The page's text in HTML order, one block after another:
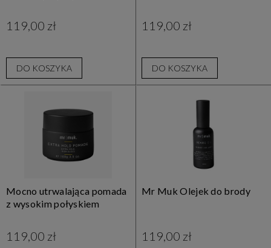
119,00 zł
DO KOSZYKA
119,00 zł
DO KOSZYKA
Mocno utrwalająca pomada
z wysokim połyskiem
119,00 zł
Mr Muk Olejek do brody
119,00 zł